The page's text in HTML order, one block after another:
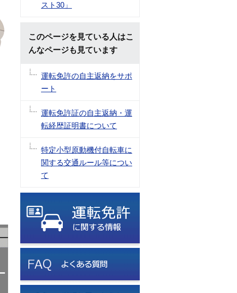
スト30」
このページを見ている人はこ
んなページも見ています
運転免許の自主返納をサポ
ート
運転免許証の自主返納・運
転経歴証明書について
特定小型原動機付自転車に
関する交通ルール等につい
て